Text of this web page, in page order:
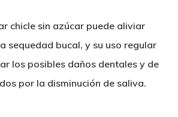
chicle sin azúcar puede aliviar
sequedad bucal, y su uso regular
los posibles daños dentales y de
por la disminución de saliva.